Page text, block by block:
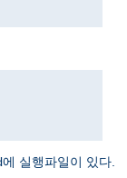
에 실행파일이 있다.